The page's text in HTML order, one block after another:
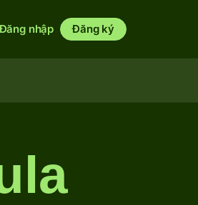
nhập Đăng ký